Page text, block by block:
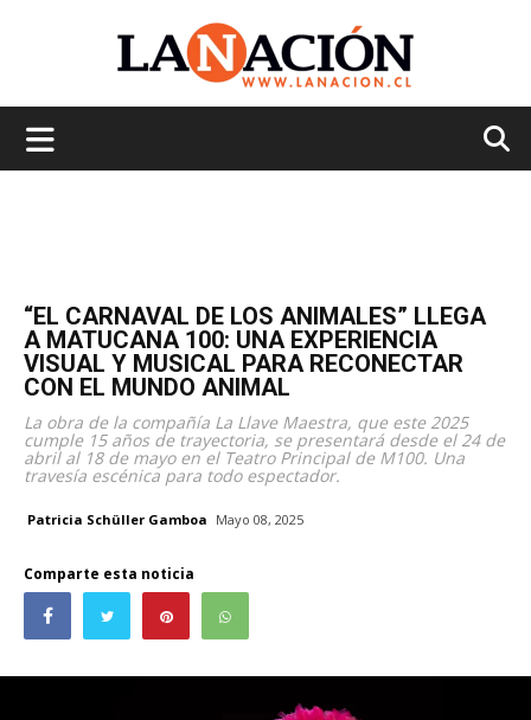
“EL CARNAVAL DE LOS ANIMALES” LLEGA
A MATUCANA 100: UNA EXPERIENCIA
VISUAL Y MUSICAL PARA RECONECTAR
CON EL MUNDO ANIMAL
La obra de la compañía La Llave Maestra, que este 2025
cumple 15 años de trayectoria, se presentará desde el 24 de
abril al 18 de mayo en el Teatro Principal de M100. Una
travesía escénica para todo espectador.
Patricia Schüller Gamboa Mayo 08, 2025
Comparte esta noticia